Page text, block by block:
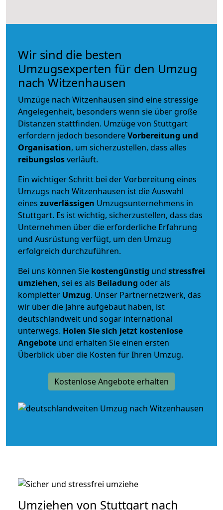
Wir sind die besten
Umzugsexperten für den Umzug
nach Witzenhausen
Umzüge nach Witzenhausen sind eine stressige
Angelegenheit, besonders wenn sie über große
Distanzen stattfinden. Umzüge von Stuttgart
erfordern jedoch besondereVorbereitung und
Organisation, um sicherzustellen, dass alles
reibungslosverläuft.
Ein wichtiger Schritt bei der Vorbereitung eines
Umzugs nach Witzenhausen ist die Auswahl
eines zuverlässigen Umzugsunternehmens in
Stuttgart. Es ist wichtig, sicherzustellen, dass das
Unternehmen über die erforderliche Erfahrung
und Ausrüstung verfügt, um den Umzug
erfolgreich durchzuführen.
Bei uns können Sie kostengünstig und stressfrei
umziehen, sei es als Beiladung oder als
kompletter Umzug. Unser Partnernetzwerk, das
wir über die Jahre aufgebaut haben, ist
deutschlandweit und sogar international
unterwegs. Holen Sie sich jetzt kostenlose
Angebote und erhalten Sie einen ersten
Überblick über die Kosten für Ihren Umzug.
Kostenlose Angebote erhalten
Umziehen von Stuttgart nach